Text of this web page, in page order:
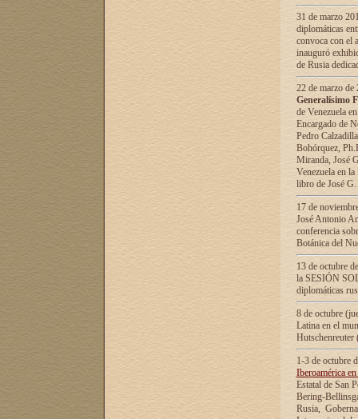
31 de marzo
diplomáticas
convoca con el
inauguró
de Rusia
22 de marzo
Generalísimo
de Venezuela
Encargado de
Pedro
Bohórquez,
Miranda, José
Venezuela en
libro de José
17 de
José Antonio
conferencia
Botánica del
13 de octubre
la SESIÓN
diplomáticas
8 de octubre
Latina en el
1-3 de octubre
Iberoamérica
Estatal de San
Bering-
Rusia,